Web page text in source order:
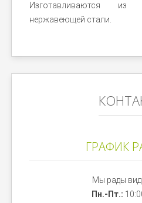
Изготавливаются из
нержавеющей стали.
ГРАФИК
Мы рады
Пн.-Пт.: